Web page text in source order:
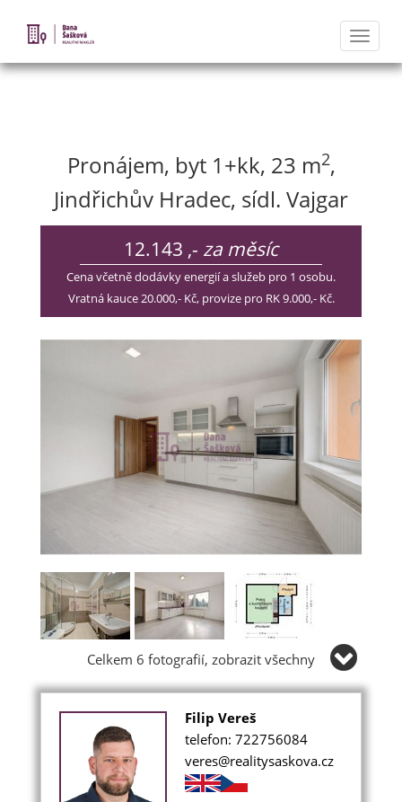
Pronájem, byt 1+kk, 23 m2,
Jindřichův Hradec, sídl. Vajgar
12.143 ,- za měsíc
Cena včetně dodávky energií a služeb pro 1 osobu.
Vratná kauce 20.000,- Kč, provize pro RK 9.000,- Kč.
Celkem 6 fotografií, zobrazit všechny
Filip Vereš
telefon: 722756084
veres@realitysaskova.cz